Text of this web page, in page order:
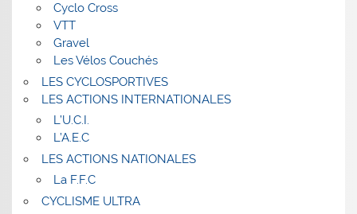
Cyclo Cross
VTT
Gravel
Les Vélos Couchés
LES CYCLOSPORTIVES
LES ACTIONS INTERNATIONALES
L’U.C.I.
L’A.E.C
LES ACTIONS NATIONALES
La F.F.C
CYCLISME ULTRA